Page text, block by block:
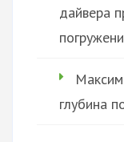
дайвера
глубина